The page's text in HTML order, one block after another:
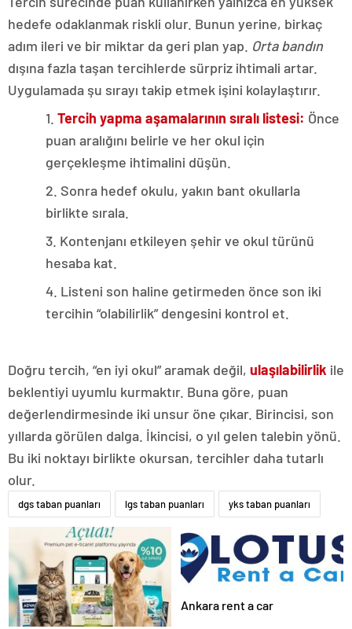
hedefe odaklanmak riskli olur. Bunun yerine, birkaç
adım ileri ve bir miktar da geri plan yap. Orta bandın
dışına fazla taşan tercihlerde sürpriz ihtimali artar.
Uygulamada şu sırayı takip etmek işini kolaylaştırır.
1. Tercih yapma aşamalarının sıralı listesi: Önce
puan aralığını belirle ve her okul için
gerçekleşme ihtimalini düşün.
2. Sonra hedef okulu, yakın bant okullarla
birlikte sırala.
3. Kontenjanı etkileyen şehir ve okul türünü
hesaba kat.
4. Listeni son haline getirmeden önce son iki
tercihin “olabilirlik” dengesini kontrol et.
Doğru tercih, “en iyi okul” aramak değil, ulaşılabilirlik ile
beklentiyi uyumlu kurmaktır. Buna göre, puan
değerlendirmesinde iki unsur öne çıkar. Birincisi, son
yıllarda görülen dalga. İkincisi, o yıl gelen talebin yönü.
Bu iki noktayı birlikte okursan, tercihler daha tutarlı
olur.
dgs taban puanları lgs taban puanları yks taban puanları
Ankara rent a car